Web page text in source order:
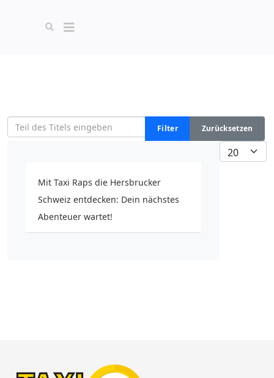
Teil des Titels eingeben
Filter Zurücksetzen
Anzeige #
Mit Taxi Raps die Hersbrucker
Schweiz entdecken: Dein nächstes
Abenteuer wartet!